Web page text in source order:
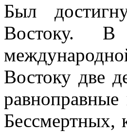
Был
Востоку. В
Востоку две
Бессмертных,